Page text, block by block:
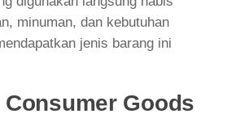
minuman, dan kebutuhan
jenis barang ini
Goods